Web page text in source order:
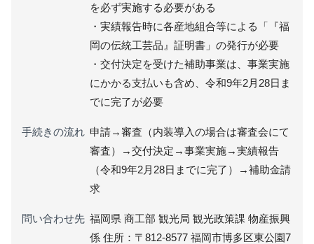
を必ず実施する必要がある
・実績報告時に各産地組合等による「『福
岡の伝統工芸品』証明書」の発行が必要
・交付決定を受けた補助事業は、事業実施
にかかる支払いも含め、令和9年2月28日ま
でに完了が必要
手続きの流れ 申請→審査（内装導入の場合は審査会にて
審査）→交付決定→事業実施→実績報告
（令和9年2月28日までに完了）→補助金請
求
問い合わせ先 福岡県 商工部 観光局 観光政策課 物産振興
係 住所：〒812-8577 福岡市博多区東公園7